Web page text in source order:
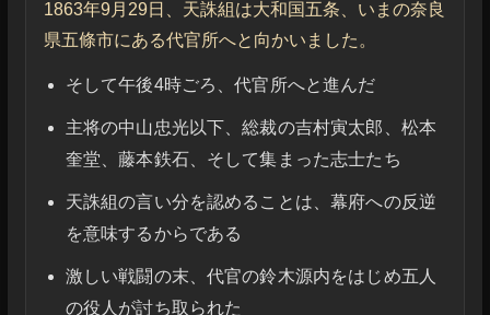
1863年9月29日、天誅組は大和国五条、いまの奈良
県五條市にある代官所へと向かいました。
そして午後4時ごろ、代官所へと進んだ
主将の中山忠光以下、総裁の吉村寅太郎、松本
奎堂、藤本鉄石、そして集まった志士たち
天誅組の言い分を認めることは、幕府への反逆
を意味するからである
激しい戦闘の末、代官の鈴木源内をはじめ五人
の役人が討ち取られた